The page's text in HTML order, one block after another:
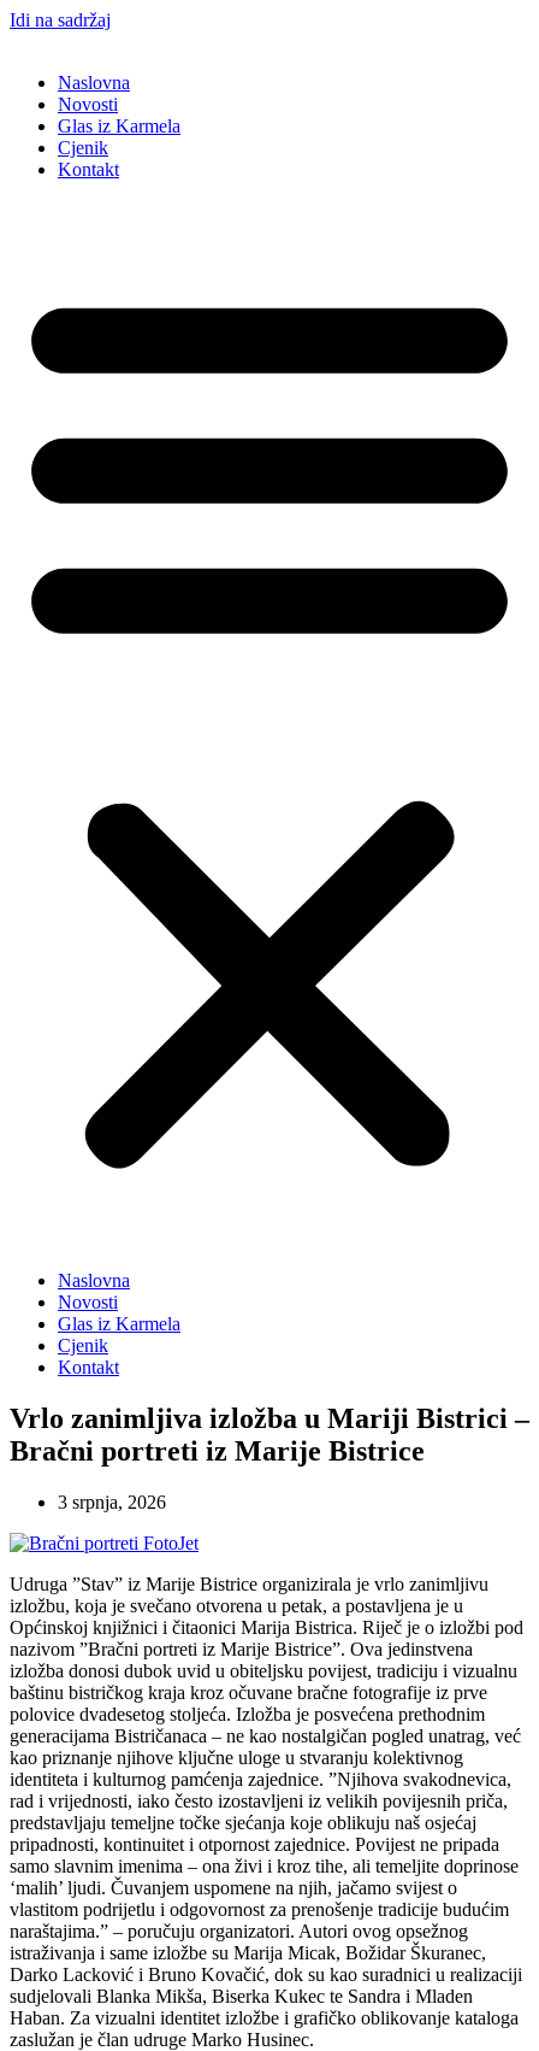
Idi na sadržaj
Naslovna
Novosti
Glas iz Karmela
Cjenik
Kontakt
Naslovna
Novosti
Glas iz Karmela
Cjenik
Kontakt
Vrlo zanimljiva izložba u Mariji Bistrici –
Bračni portreti iz Marije Bistrice
3 srpnja, 2026
Udruga ”Stav” iz Marije Bistrice organizirala je vrlo zanimljivu
izložbu, koja je svečano otvorena u petak, a postavljena je u
Općinskoj knjižnici i čitaonici Marija Bistrica. Riječ je o izložbi pod
nazivom ”Bračni portreti iz Marije Bistrice”. Ova jedinstvena
izložba donosi dubok uvid u obiteljsku povijest, tradiciju i vizualnu
baštinu bistričkog kraja kroz očuvane bračne fotografije iz prve
polovice dvadesetog stoljeća. Izložba je posvećena prethodnim
generacijama Bistričanaca – ne kao nostalgičan pogled unatrag, već
kao priznanje njihove ključne uloge u stvaranju kolektivnog
identiteta i kulturnog pamćenja zajednice. ”Njihova svakodnevica,
rad i vrijednosti, iako često izostavljeni iz velikih povijesnih priča,
predstavljaju temeljne točke sjećanja koje oblikuju naš osjećaj
pripadnosti, kontinuitet i otpornost zajednice. Povijest ne pripada
samo slavnim imenima – ona živi i kroz tihe, ali temeljite doprinose
‘malih’ ljudi. Čuvanjem uspomene na njih, jačamo svijest o
vlastitom podrijetlu i odgovornost za prenošenje tradicije budućim
naraštajima.” – poručuju organizatori. Autori ovog opsežnog
istraživanja i same izložbe su Marija Micak, Božidar Škuranec,
Darko Lacković i Bruno Kovačić, dok su kao suradnici u realizaciji
sudjelovali Blanka Mikša, Biserka Kukec te Sandra i Mladen
Haban. Za vizualni identitet izložbe i grafičko oblikovanje kataloga
zaslužan je član udruge Marko Husinec.